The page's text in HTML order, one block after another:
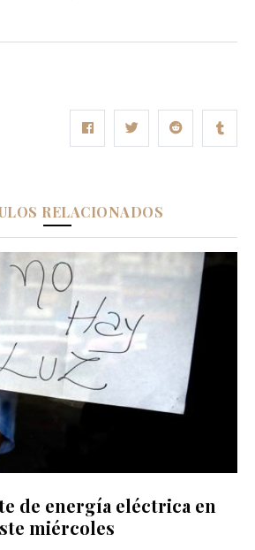
RELACIONADOS
de energía eléctrica en
miércoles